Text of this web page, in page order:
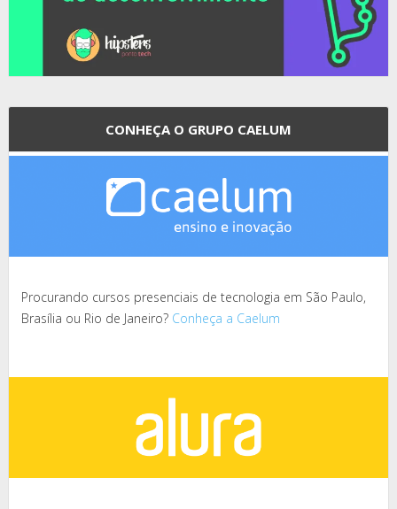
CONHEÇA O GRUPO CAELUM
Procurando cursos presenciais de tecnologia em São Paulo,
Brasília ou Rio de Janeiro? Conheça a Caelum